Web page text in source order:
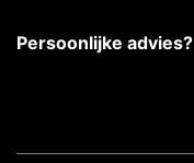
Persoonlijke advies?